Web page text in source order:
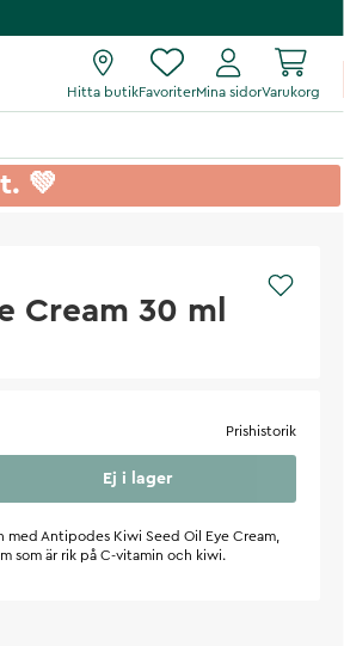
Hitta butikFavoriterMina sidorVarukorg
💚
Cream 30 ml
Prishistorik
Ej i lager
med Antipodes Kiwi Seed Oil Eye Cream,
som är rik på C-vitamin och kiwi.